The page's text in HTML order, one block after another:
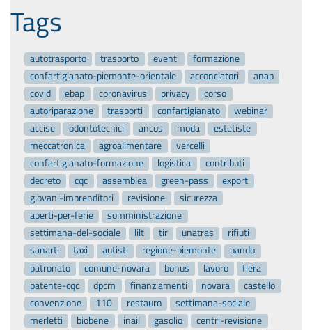
Tags
autotrasporto trasporto eventi
formazione
confartigianato-piemonte-orientale
acconciatori
anap
covid
ebap coronavirus privacy
corso
autoriparazione
trasporti confartigianato
webinar
accise
odontotecnici ancos moda
estetiste
meccatronica
agroalimentare
vercelli
confartigianato-formazione
logistica
contributi
decreto
cqc assemblea green-pass
export
giovani-imprenditori
revisione
sicurezza
aperti-per-ferie
somministrazione
settimana-del-sociale
lilt tir unatras
rifiuti
sanarti
taxi autisti regione-piemonte
bando
patronato
comune-novara bonus lavoro
fiera
patente-cqc
dpcm finanziamenti novara
castello
convenzione
110 restauro
settimana-sociale
merletti
biobene inail gasolio
centri-revisione